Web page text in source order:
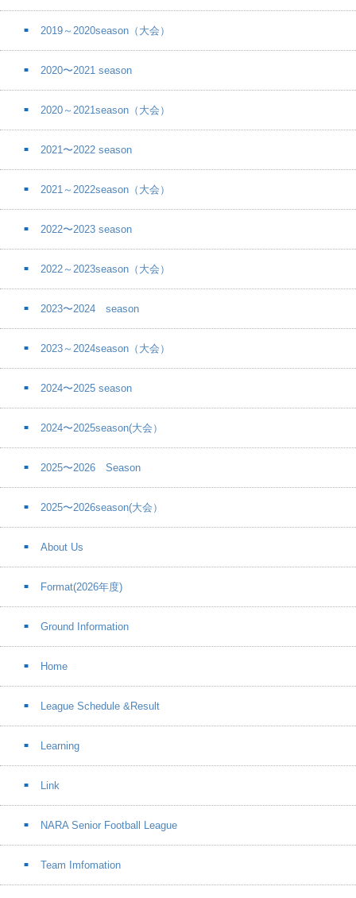
2019～2020season（大会）
2020〜2021 season
2020～2021season（大会）
2021〜2022 season
2021～2022season（大会）
2022〜2023 season
2022～2023season（大会）
2023〜2024 season
2023～2024season（大会）
2024〜2025 season
2024〜2025season(大会）
2025〜2026 Season
2025〜2026season(大会）
About Us
Format(2026年度)
Ground Information
Home
League Schedule &Result
Learning
Link
NARA Senior Football League
Team Imfomation